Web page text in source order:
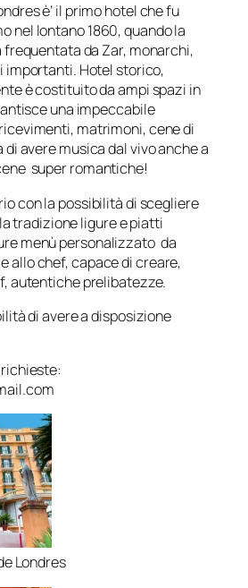
è’ il primo hotel che fu
nel lontano 1860, quando la
frequentata da Zar, monarchi,
importanti. Hotel storico,
è costituito da ampi spazi in
una impeccabile
matrimoni, cene di
avere musica dal vivo anche a
super romantiche!
con la possibilità di scegliere
tradizione ligure e piatti
menù personalizzato da
allo chef, capace di creare,
autentiche prelibatezze.
di avere a disposizione
Londres